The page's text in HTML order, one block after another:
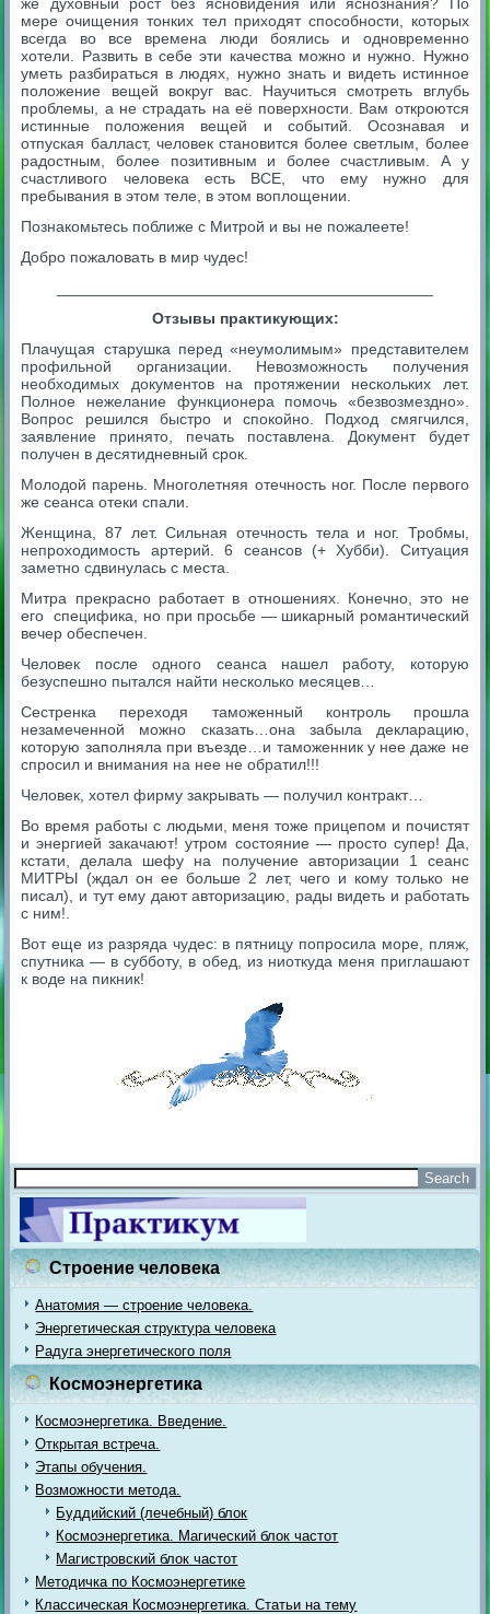
мере очищения тонких тел приходят способности, которых
всегда во все времена люди боялись и одновременно
хотели. Развить в себе эти качества можно и нужно. Нужно
уметь разбираться в людях, нужно знать и видеть истинное
положение вещей вокруг вас. Научиться смотреть вглубь
проблемы, а не страдать на её поверхности. Вам откроются
истинные положения вещей и событий. Осознавая и
отпуская балласт, человек становится более светлым, более
радостным, более позитивным и более счастливым. А у
счастливого человека есть ВСЕ, что ему нужно для
пребывания в этом теле, в этом воплощении.
Познакомьтесь поближе с Митрой и вы не пожалеете!
Добро пожаловать в мир чудес!
Отзывы практикующих:
Плачущая старушка перед «неумолимым» представителем
профильной организации. Невозможность получения
необходимых документов на протяжении нескольких лет.
Полное нежелание функционера помочь «безвозмездно».
Вопрос решился быстро и спокойно. Подход смягчился,
заявление принято, печать поставлена. Документ будет
получен в десятидневный срок.
Молодой парень. Многолетняя отечность ног. После первого
же сеанса отеки спали.
Женщина, 87 лет. Сильная отечность тела и ног. Тробмы,
непроходимость артерий. 6 сеансов (+ Хубби). Ситуация
заметно сдвинулась с места.
Митра прекрасно работает в отношениях. Конечно, это не
его специфика, но при просьбе — шикарный романтический
вечер обеспечен.
Человек после одного сеанса нашел работу, которую
безуспешно пытался найти несколько месяцев…
Сестренка переходя таможенный контроль прошла
незамеченной можно сказать…она забыла декларацию,
которую заполняла при въезде…и таможенник у нее даже не
спросил и внимания на нее не обратил!!!
Человек, хотел фирму закрывать — получил контракт…
Во время работы с людьми, меня тоже прицепом и почистят
и энергией закачают! утром состояние — просто супер! Да,
кстати, делала шефу на получение авторизации 1 сеанс
МИТРЫ (ждал он ее больше 2 лет, чего и кому только не
писал), и тут ему дают авторизацию, рады видеть и работать
с ним!.
Вот еще из разряда чудес: в пятницу попросила море, пляж,
спутника — в субботу, в обед, из ниоткуда меня приглашают
к воде на пикник!
Строение человека
Анатомия — строение человека.
Энергетическая структура человека
Радуга энергетического поля
Космоэнергетика
Космоэнергетика. Введение.
Открытая встреча.
Этапы обучения.
Возможности метода.
Буддийский (лечебный) блок
Космоэнергетика. Магический блок частот
Магистровский блок частот
Методичка по Космоэнергетике
Классическая Космоэнергетика. Статьи на тему